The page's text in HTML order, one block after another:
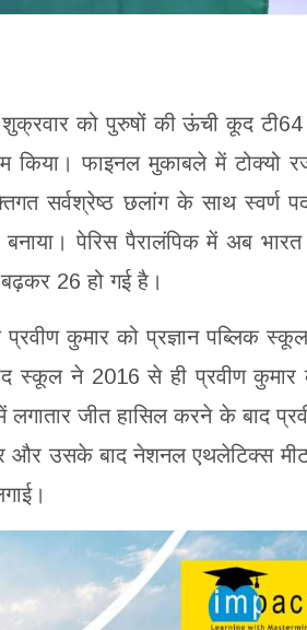
शुक्रवार को पुरुषों की ऊंची कूद
किया। फाइनल मुकाबले में टोक्यो
सर्वश्रेष्ठ छलांग के साथ स्वर्ण
बनाया। पेरिस पैरालंपिक में अब
26 हो गई है।
कुमार को प्रज्ञान पब्लिक
स्कूल ने 2016 से ही प्रवीण कुमार
जीत हासिल करने के बाद
और उसके बाद नेशनल एथलेटिक्स